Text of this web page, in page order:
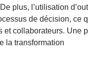
plus, l’utilisation
de décision, ce
et collaborateurs. Une
la transformation